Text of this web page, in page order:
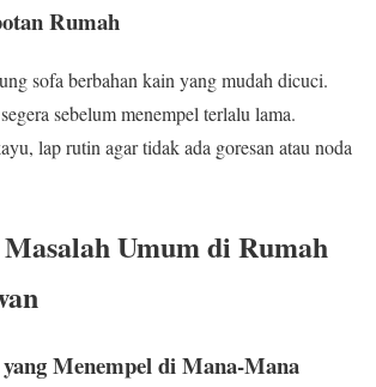
Rumah
sofa berbahan kain yang mudah dicuci.
sebelum menempel terlalu lama.
lap rutin agar tidak ada goresan atau noda
Umum di Rumah
Menempel di Mana-Mana